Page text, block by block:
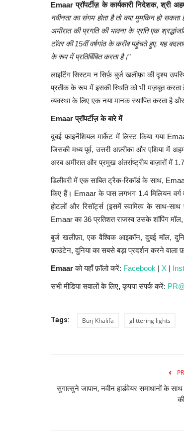
Emaar प्रॉपर्टीज़ के कार्यकारी निदेशक, श्री
नवीनता का संगम होता है तो क्या मुमकिन हो
अमीरात की प्रगति की भावना के प्रति एक
टॉवर की 15वीं वर्षगांठ के करीब पहुंचते हुए, यह
के रूप में प्रतिबिंबित करता है।”
लाइटिंग सिस्टम न सिर्फ़ बुर्ज खलीफ़ा की दृश्य
प्रतीक के रूप में इसकी स्थिति को भी मज़बूत करता
व्यवस्था के लिए एक नया मानक स्थापित करता है
Emaar प्रॉपर्टीज़ के बारे में
दुबई फ़ाइनेंशियल मार्केट में लिस्ट किया गया
जिसकी मध्य पूर्व, उत्तरी अफ़्रीका और एशिया में
अरब अमीरात और प्रमुख अंतर्राष्ट्रीय बाज़ारों में
डिलीवरी में एक साबित ट्रैक-रिकॉर्ड के साथ,
किए हैं। Emaar के पास लगभग 1.4 मिलियन वर्ग
होटलों और रिसॉर्ट्स (इसमें स्वामित्व के साथ-
Emaar का 36 प्रतिशत राजस्व उसके शॉपिंग
बुर्ज खलीफ़ा, एक वैश्विक आइकॉन, दुबई मॉल,
फ़ाउंटेन, दुनिया का सबसे बड़ा प्रदर्शन करने
Emaarको यहाँ फ़ॉलो करें: Facebook | X |
सभी मीडिया सवालों के लिए,कृपया संपर्क करें:
Tags: Burj Khalifa glittering lights
सुगात्सुने जापान, नवीन हार्डवेयर समाधानों के साथ